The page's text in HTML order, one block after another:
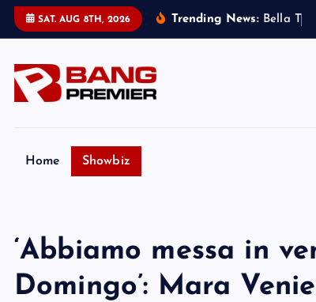
SAT. AUG 8TH, 2026 Trending News: Be a T
Home Showbiz
‘Abbiamo messa in
Domingo’: Mara